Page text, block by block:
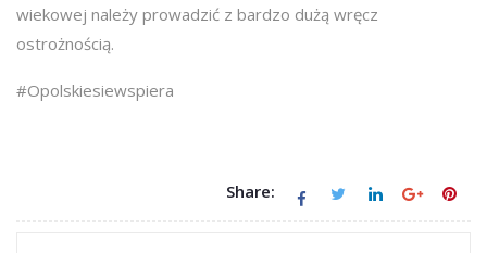
wiekowej należy prowadzić z bardzo dużą wręcz
ostrożnością.
#Opolskiesiewspiera
Share: